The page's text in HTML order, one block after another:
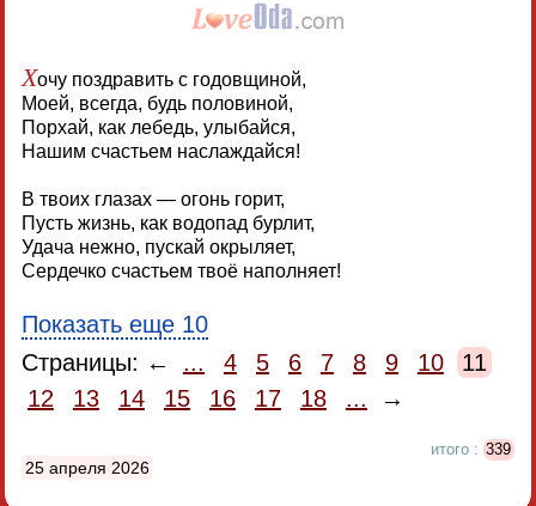
Хочу поздравить с годовщиной,
Моей, всегда, будь половиной,
Порхай, как лебедь, улыбайся,
Нашим счастьем наслаждайся!
В твоих глазах — огонь горит,
Пусть жизнь, как водопад бурлит,
Удача нежно, пускай окрыляет,
Сердечко счастьем твоё наполняет!
Показать еще 10
Страницы: ←
... 4 5 6 7 8 9 10
11
12
13 14 15 16 17 18 ... →
итого : 339
25 апреля 2026